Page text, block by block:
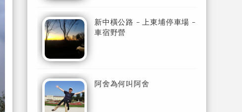
新中橫公路 - 上東埔停車場 -
車宿野營
阿舍為何叫阿舍